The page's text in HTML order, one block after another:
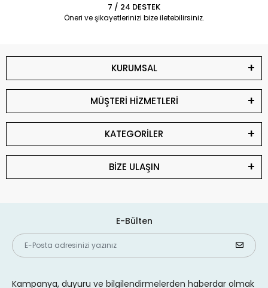
7 / 24 DESTEK
Öneri ve şikayetlerinizi bize iletebilirsiniz.
KURUMSAL
MÜŞTERİ HİZMETLERİ
KATEGORİLER
BİZE ULAŞIN
E-Bülten
Kampanya, duyuru ve bilgilendirmelerden haberdar olmak